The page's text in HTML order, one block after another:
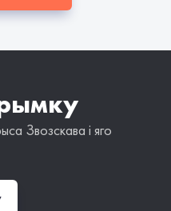
Звозскава і яго